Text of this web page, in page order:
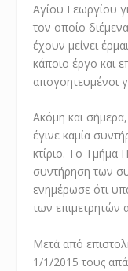
Αγίου Γεωργίου
τον οποίο
έχουν μείνει
κάποιο έργο και
απογοητευμένοι
Ακόμη και
έγινε καμία
κτίριο. Το Τμήμα
συντήρηση των
ενημέρωσε ότι
των επιμετρητών
Μετά από
1/1/2015 τους